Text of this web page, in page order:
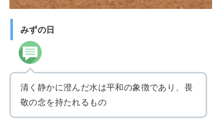
みずの日
清く静かに澄んだ水は平和の象徴であり、畏
敬の念を持たれるもの